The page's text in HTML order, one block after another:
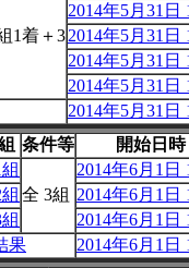
1着＋3
2014年5月31日
2014年5月31日
2014年5月31日
2014年5月31日
2014年5月31日
条件等
開始日時
全 3組
2014年6月1日
2014年6月1日
2014年6月1日
果
2014年6月1日